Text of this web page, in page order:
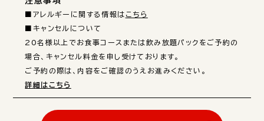
■アレルギーに関する情報は こちら
■キャンセルについて
20名様以上でお食事コースまたは飲み放題パックをご予約の
場合、キャンセル料金を申し受けております。
詳細はこちら